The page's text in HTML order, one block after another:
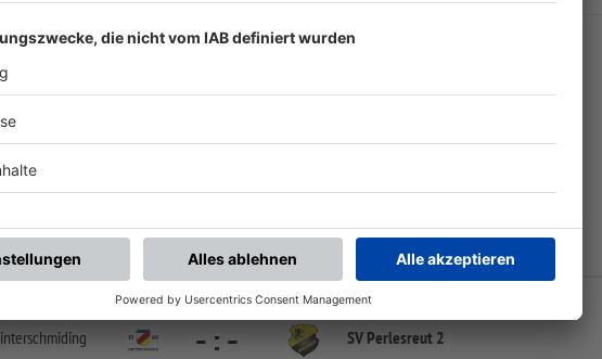
Perlesreut 2 -:- TSV Ringelai
Sportanlage Perlesreut | Friedhofstr. 1 | 94157 Perlesreut
AK 12 Freyung
-:- SV Perlesreut 2